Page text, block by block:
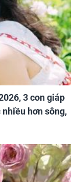
3 con giáp
hơn sông,